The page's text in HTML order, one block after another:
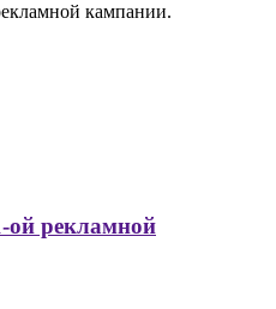
кампании.
ой рекламной